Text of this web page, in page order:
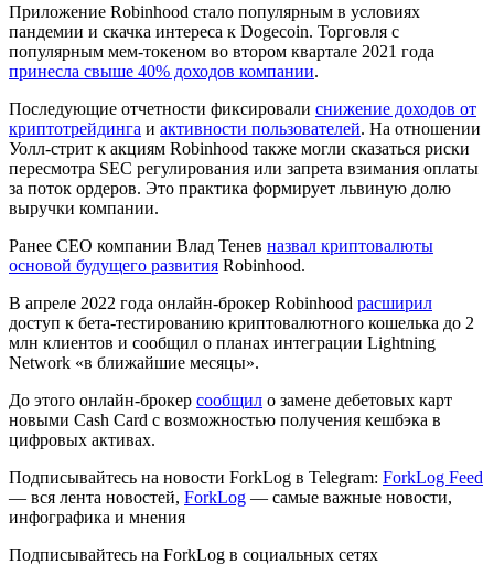
Приложение Robinhood стало популярным в условиях
пандемии и скачка интереса к Dogecoin. Торговля с
популярным мем-токеном во втором квартале 2021 года
принесла свыше 40% доходов компании.
Последующие отчетности фиксировали снижение доходов от
криптотрейдинга и активности пользователей. На отношении
Уолл-стрит к акциям Robinhood также могли сказаться риски
пересмотра SEC регулирования или запрета взимания оплаты
за поток ордеров. Это практика формирует львиную долю
выручки компании.
Ранее CEO компании Влад Тенев назвал криптовалюты
основой будущего развития Robinhood.
В апреле 2022 года онлайн-брокер Robinhood расширил
доступ к бета-тестированию криптовалютного кошелька до 2
млн клиентов и сообщил о планах интеграции Lightning
Network «в ближайшие месяцы».
До этого онлайн-брокер сообщил о замене дебетовых карт
новыми Cash Card с возможностью получения кешбэка в
цифровых активах.
Подписывайтесь на новости ForkLog в Telegram: ForkLog Feed
— вся лента новостей, ForkLog — самые важные новости,
инфографика и мнения
Подписывайтесь на ForkLog в социальных сетях